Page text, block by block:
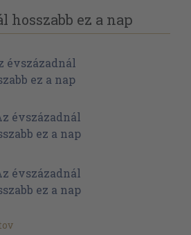
hosszabb ez a nap